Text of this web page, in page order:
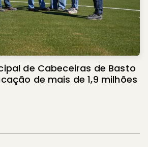
de Cabeceiras de Basto
de mais de 1,9 milhões